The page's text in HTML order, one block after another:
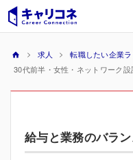
求人
転職したい企業
30代前半・女性・ネットワーク
給与と業務のバラ